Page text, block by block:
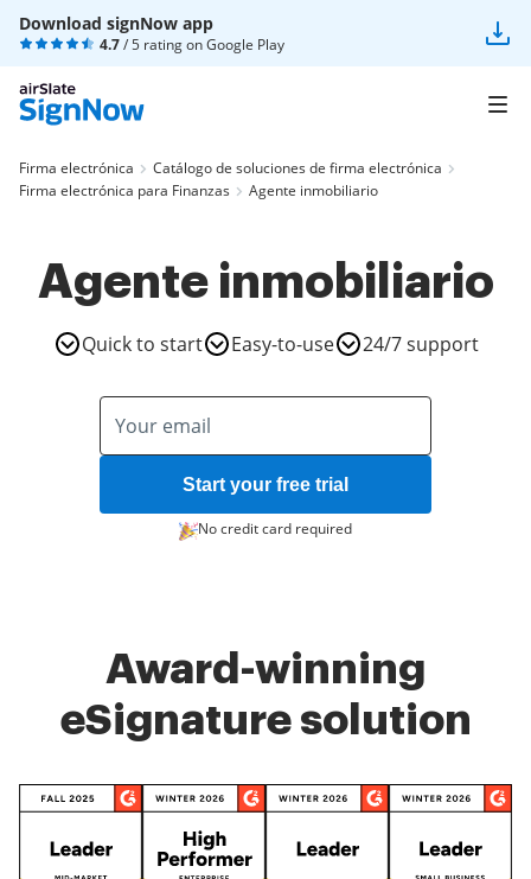
Download signNow app
4.7/ 5 rating onGoogle Play
Firma electrónica
Catálogo de soluciones de firma electrónica
Firma electrónica para Finanzas
Agente inmobiliario
Agente inmobiliario
Quick to start Easy-to-use 24/7 support
Start your free trial
No credit card required
Award-winning
eSignature solution